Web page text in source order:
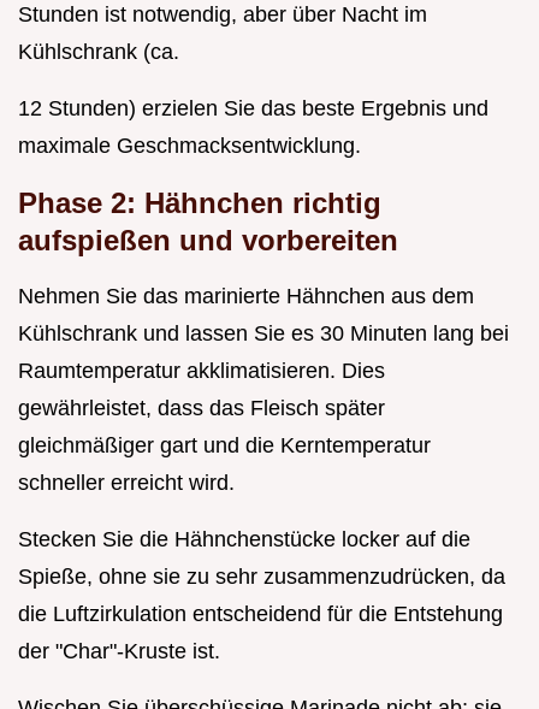
Stunden ist notwendig, aber über Nacht im
Kühlschrank (ca.
12 Stunden) erzielen Sie das beste Ergebnis und
maximale Geschmacksentwicklung.
Phase 2: Hähnchen richtig
aufspießen und vorbereiten
Nehmen Sie das marinierte Hähnchen aus dem
Kühlschrank und lassen Sie es 30 Minuten lang bei
Raumtemperatur akklimatisieren. Dies
gewährleistet, dass das Fleisch später
gleichmäßiger gart und die Kerntemperatur
schneller erreicht wird.
Stecken Sie die Hähnchenstücke locker auf die
Spieße, ohne sie zu sehr zusammenzudrücken, da
die Luftzirkulation entscheidend für die Entstehung
der "Char"-Kruste ist.